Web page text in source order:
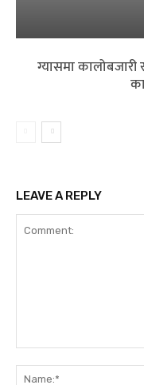
ग्यासमा कालोबजारी
LEAVE A REPLY